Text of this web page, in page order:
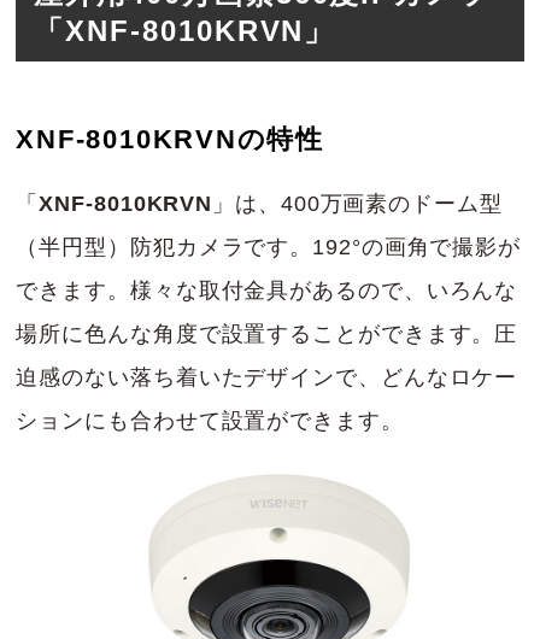
「XNF-8010KRVN」
XNF-8010KRVNの特性
「XNF-8010KRVN 」は、400万画素のドーム型
（半円型）防犯カメラです。192°の画角で撮影が
できます。様々な取付金具があるので、いろんな
場所に色んな角度で設置することができます。圧
迫感のない落ち着いたデザインで、どんなロケー
ションにも合わせて設置ができます。